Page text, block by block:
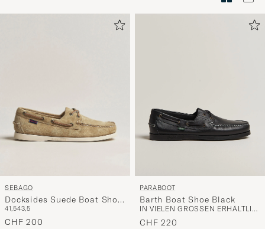
und
erleben
eine
Auswahl,
SEBAGO
Docksides Suede Boat Shoe
Beige Camel
41,543,5
CHF 200
PARABOOT
Barth Boat Shoe Black
IN VIELEN GRÖSSEN ERHÄLTLICH
CHF 220